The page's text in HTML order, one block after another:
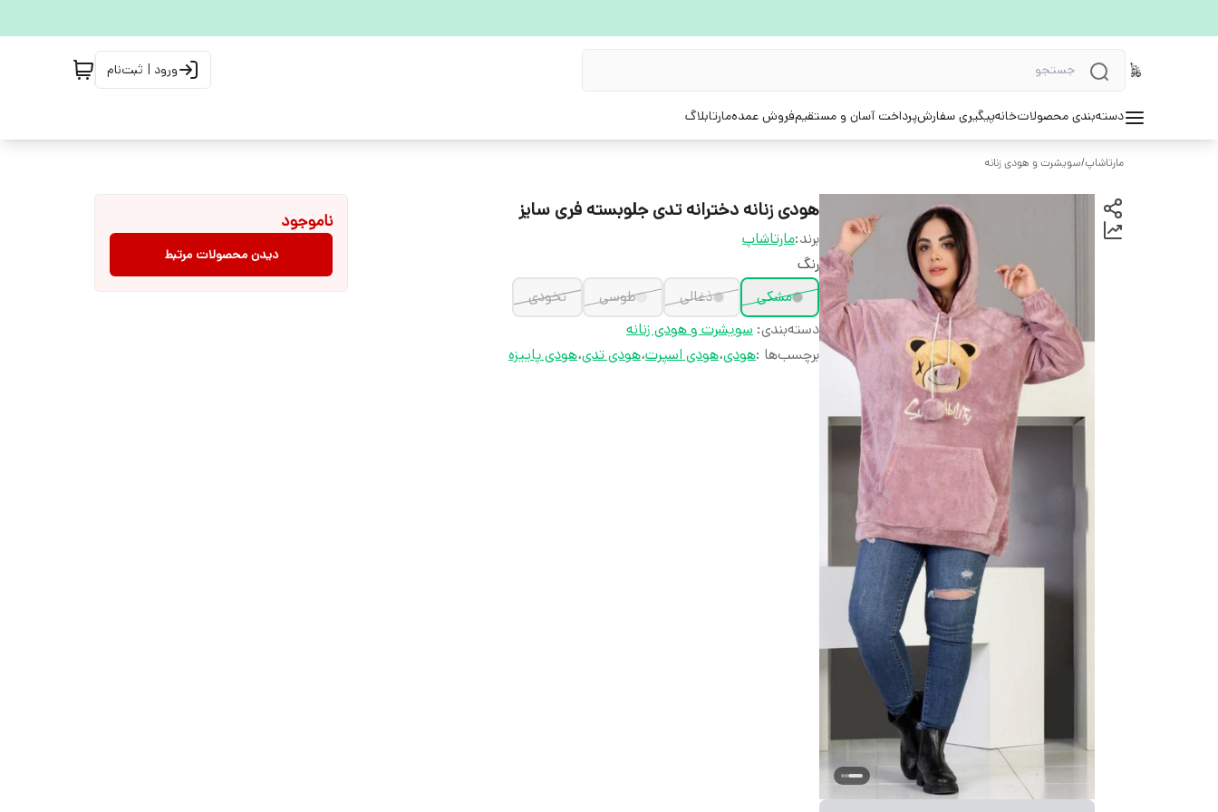
ورود | ثبت‌نام
دسته‌بندی محصولاتخانهپیگیری سفارشپرداخت آسان و مستقیمفروش عمدهمارتابلاگ
مارتاشاپ/سویشرت و هودی زنانه
هودی زنانه دخترانه تدی جلوبسته فری سایز
برند:مارتاشاپ
رنگ
مشکی
ذغالی طوسی
نخودی
دسته‌بندی: سویشرت و هودی زنانه
برچسب‌ها :هودی،هودی اسپرت،هودی تدی،هودی پاییزه
ناموجود
دیدن محصولات مرتبط